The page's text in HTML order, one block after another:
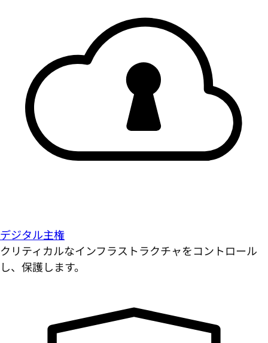
デジタル主権
クリティカルなインフラストラクチャをコントロール
し、保護します。